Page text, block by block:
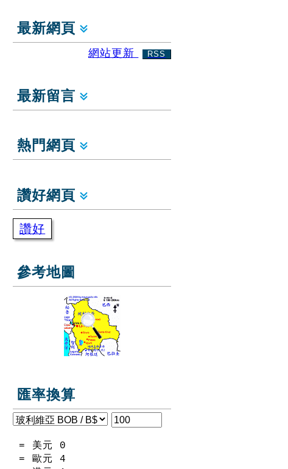
最新網頁
網站更新 RSS
最新留言
熱門網頁
讚好網頁
讚好
參考地圖
匯率換算
= 美元 0
= 歐元4